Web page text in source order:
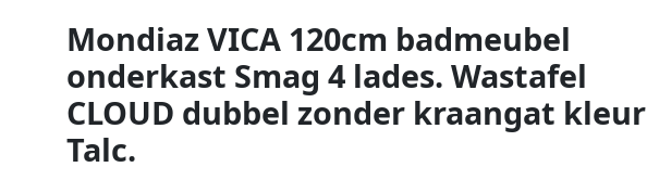
Mondiaz VICA 120cm badmeubel
onderkast Smag 4 lades. Wastafel
CLOUD dubbel zonder kraangat kleur
Talc.